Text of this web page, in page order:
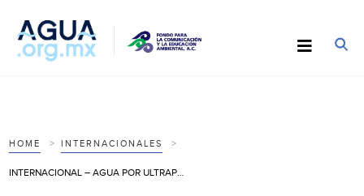
HOME INTERNACIONALES